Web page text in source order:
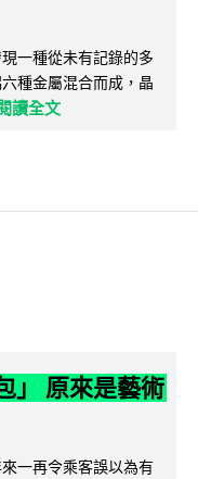
一種從未有記錄的多
種金屬混合而成，晶
閱讀全文
」 原來是藝術
一再令乘客誤以為有